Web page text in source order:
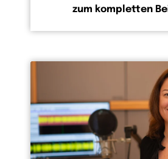
zum kompletten